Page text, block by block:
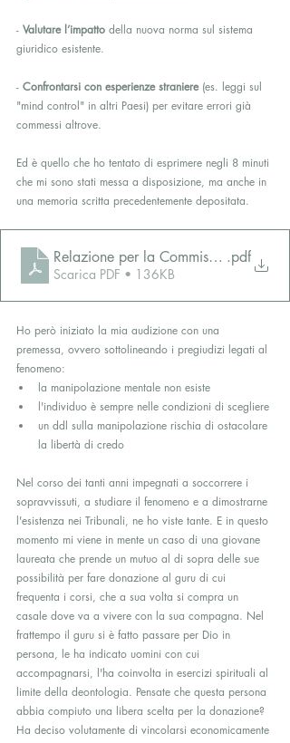
- Valutare l’impatto della nuova norma sul sistema
giuridico esistente.
- Confrontarsi con esperienze straniere (es. leggi sul
"mind control" in altri Paesi) per evitare errori già
commessi altrove.
Ed è quello che ho tentato di esprimere negli 8 minuti
che mi sono stati messa a disposizione, ma anche in
una memoria scritta precedentemente depositata.
Relazione per la Commissione.pdf
Scarica PDF • 136KB
Ho però iniziato la mia audizione con una
premessa, ovvero sottolineando i pregiudizi legati al
fenomeno:
la manipolazione mentale non esiste
l'individuo è sempre nelle condizioni di scegliere
un ddl sulla manipolazione rischia di ostacolare
la libertà di credo
Nel corso dei tanti anni impegnati a soccorrere i
sopravvissuti, a studiare il fenomeno e a dimostrarne
l'esistenza nei Tribunali, ne ho viste tante. E in questo
momento mi viene in mente un caso di una giovane
laureata che prende un mutuo al di sopra delle sue
possibilità per fare donazione al guru di cui
frequenta i corsi, che a sua volta si compra un
casale dove va a vivere con la sua compagna. Nel
frattempo il guru si è fatto passare per Dio in
persona, le ha indicato uomini con cui
accompagnarsi, l'ha coinvolta in esercizi spirituali al
limite della deontologia. Pensate che questa persona
abbia compiuto una libera scelta per la donazione?
Ha deciso volutamente di vincolarsi economicamente